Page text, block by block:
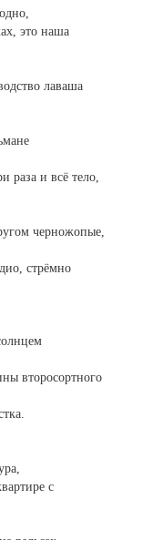
это наша
лаваша
раза и всё тело,
черножопые,
стрёмно
второсортного
с